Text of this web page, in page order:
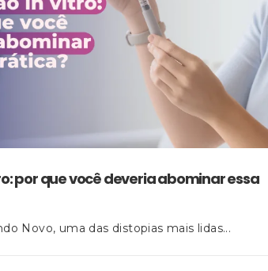
por que você deveria abominar essa
Novo, uma das distopias mais lidas...